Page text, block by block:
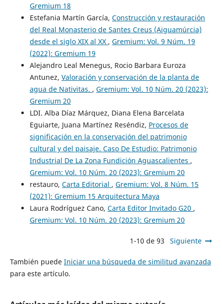
Gremium 18
Estefania Martín García, Construcción y restauración
del Real Monasterio de Santes Creus (Aiguamúrcia)
desde el siglo XIX al XX , Gremium: Vol. 9 Núm. 19
(2022): Gremium 19
Alejandro Leal Menegus, Rocio Barbara Euroza
Antunez, Valoración y conservación de la planta de
agua de Nativitas. , Gremium: Vol. 10 Núm. 20 (2023):
Gremium 20
LDI. Alba Díaz Márquez, Diana Elena Barcelata
Eguiarte, Juana Martínez Reséndiz, Procesos de
significación en la conservación del patrimonio
cultural y del paisaje. Caso De Estudio: Patrimonio
Industrial De La Zona Fundición Aguascalientes ,
Gremium: Vol. 10 Núm. 20 (2023): Gremium 20
restauro, Carta Editorial , Gremium: Vol. 8 Núm. 15
(2021): Gremium 15 Arquitectura Maya
Laura Rodríguez Cano, Carta Editor Invitado G20 ,
Gremium: Vol. 10 Núm. 20 (2023): Gremium 20
1-10 de 93 Siguiente
También puede Iniciar una búsqueda de similitud avanzada
para este artículo.